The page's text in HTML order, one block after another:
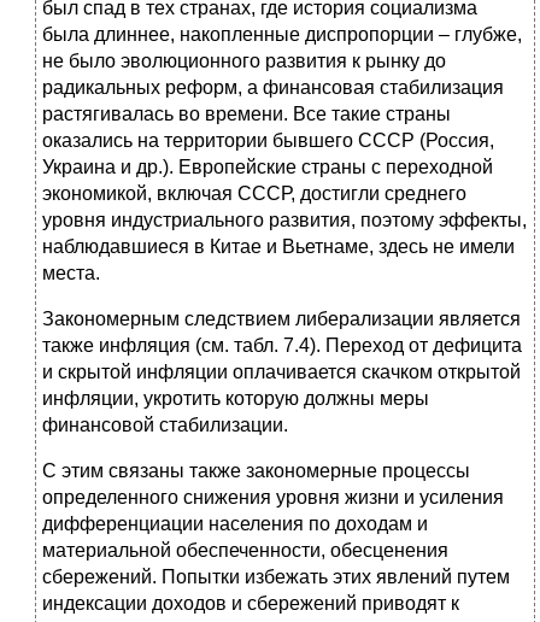
был спад в тех странах, где история социализма
была длиннее, накопленные диспропорции – глубже,
не было эволюционного развития к рынку до
радикальных реформ, а финансовая стабилизация
растягивалась во времени. Все такие страны
оказались на территории бывшего СССР (Россия,
Украина и др.). Европейские страны с переходной
экономикой, включая СССР, достигли среднего
уровня индустриального развития, поэтому эффекты,
наблюдавшиеся в Китае и Вьетнаме, здесь не имели
места.
Закономерным следствием либерализации является
также инфляция (см. табл. 7.4). Переход от дефицита
и скрытой инфляции оплачивается скачком открытой
инфляции, укротить которую должны меры
финансовой стабилизации.
С этим связаны также закономерные процессы
определенного снижения уровня жизни и усиления
дифференциации населения по доходам и
материальной обеспеченности, обесценения
сбережений. Попытки избежать этих явлений путем
индексации доходов и сбережений приводят к